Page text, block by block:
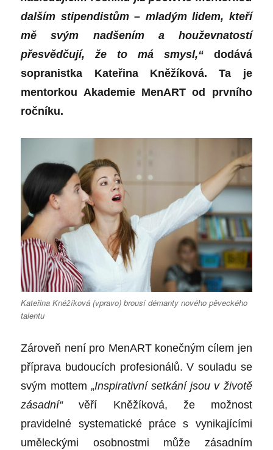
dalším stipendistům – mladým lidem, kteří
mě svým nadšením a houževnatostí
přesvědčují, že to má smysl,“dodává
sopranistka Kateřina Kněžíková. Ta je
mentorkou Akademie MenART od prvního
ročníku.
Kateřina Knéžíková (vpravo) brousí démanty nového pěveckého
talentu
Zároveň není pro MenART konečným cílem jen
příprava budoucích profesionálů. V souladu se
svým mottem „Inspirativní setkání jsou v životě
zásadní“věří Kněžíková, že možnost
pravidelné systematické práce s vynikajícími
uměleckými osobnostmi může zásadním